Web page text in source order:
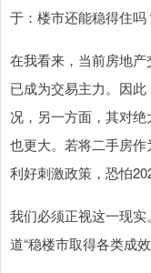
于：楼市还能稳得住吗
在我看来，当前房地
已成为交易主力。因
况，另一方面，其对
也更大。若将二手房
利好刺激政策，恐怕
我们必须正视这一现
道“稳楼市取得各类成